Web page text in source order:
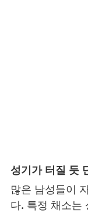
성기가 터질 듯
많은 남성들이
다. 특정 채소는